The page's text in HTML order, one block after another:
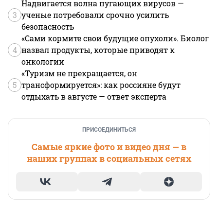
3
Надвигается волна пугающих вирусов —
ученые потребовали срочно усилить
безопасность
4
«Сами кормите свои будущие опухоли». Биолог
назвал продукты, которые приводят к
онкологии
5
«Туризм не прекращается, он
трансформируется»: как россияне будут
отдыхать в августе — ответ эксперта
ПРИСОЕДИНИТЬСЯ
Самые яркие фото и видео дня — в
наших группах в социальных сетях